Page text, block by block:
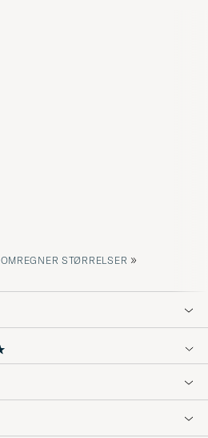
STØRRELSER »